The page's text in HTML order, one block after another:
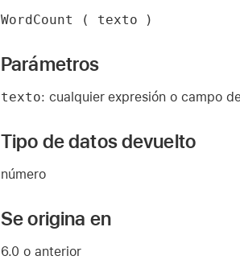
WordCount ( texto )
Parámetros
texto: cualquier expresión o campo
Tipo de datos devuelto
número
Se origina en
6.0 o anterior